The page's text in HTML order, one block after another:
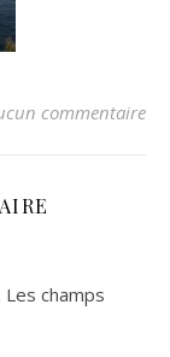
commentaire
Les champs